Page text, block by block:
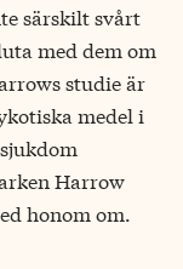
särskilt svårt
med dem om
studie är
medel i
Harrow
honom om.